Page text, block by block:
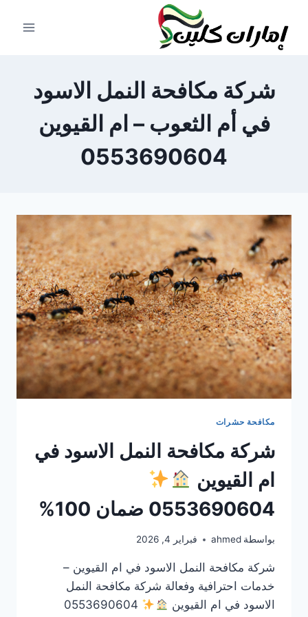
المحتوى
شركة مكافحة النمل الاسود
في أم الثعوب – ام القيوين
0553690604
مكافحة حشرات
شركة مكافحة النمل الاسود في
ام القيوين
0553690604 ضمان 100%
بواسطة ahmed فبراير 4, 2026
شركة مكافحة النمل الاسود في ام القيوين –
خدمات احترافية وفعالة شركة مكافحة النمل
الاسود في ام القيوين
0553690604